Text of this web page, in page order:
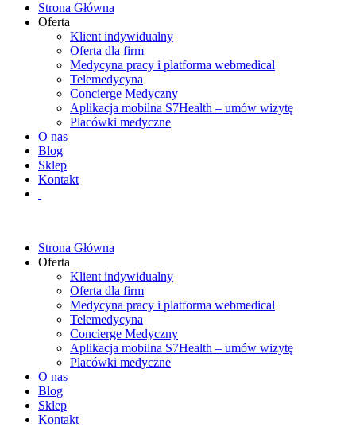
Strona Główna
Oferta
Klient indywidualny
Oferta dla firm
Medycyna pracy i platforma webmedical
Telemedycyna
Concierge Medyczny
Aplikacja mobilna S7Health – umów wizytę
Placówki medyczne
O nas
Blog
Sklep
Kontakt
Strona Główna
Oferta
Klient indywidualny
Oferta dla firm
Medycyna pracy i platforma webmedical
Telemedycyna
Concierge Medyczny
Aplikacja mobilna S7Health – umów wizytę
Placówki medyczne
O nas
Blog
Sklep
Kontakt